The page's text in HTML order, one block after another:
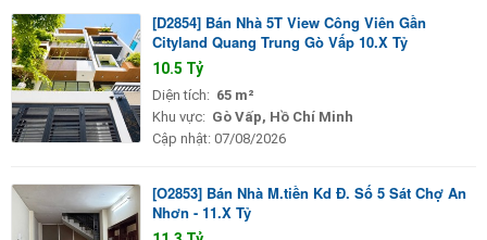
[D2854] Bán Nhà 5T View Công Viên Gần
Cityland Quang Trung Gò Vấp 10.X Tỷ
10.5 Tỷ
Diện tích: 65 m²
Khu vực: Gò Vấp, Hồ Chí Minh
Cập nhật: 07/08/2026
[O2853] Bán Nhà M.tiền Kd Đ. Số 5 Sát Chợ An
Nhơn - 11.X Tỷ